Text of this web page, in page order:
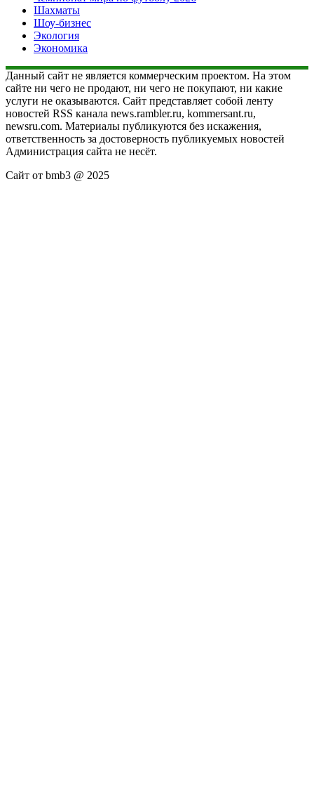
Шахматы
Шоу-бизнес
Экология
Экономика
Данный сайт не является коммерческим проектом. На этом
сайте ни чего не продают, ни чего не покупают, ни какие
услуги не оказываются. Сайт представляет собой ленту
новостей RSS канала news.rambler.ru, kommersant.ru,
newsru.com. Материалы публикуются без искажения,
ответственность за достоверность публикуемых новостей
Администрация сайта не несёт.
Сайт от bmb3 @ 2025